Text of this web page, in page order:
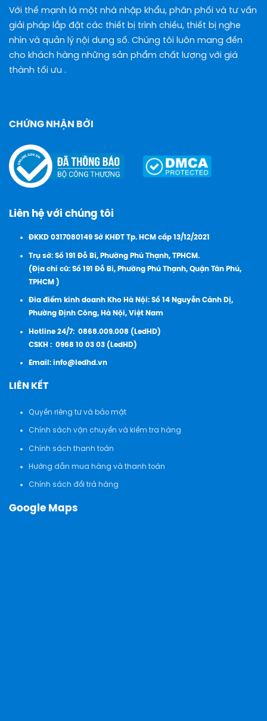
Với thế mạnh là một nhà nhập khẩu, phân phối và tư vấn
giải pháp lắp đặt các thiết bị trình chiếu, thiết bị nghe
nhìn và quản lý nội dung số. Chúng tôi luôn mang đến
cho khách hàng những sản phẩm chất lượng với giá
thành tối ưu .
CHỨNG NHẬN BỞI
Liên hệ với chúng tôi
ĐKKD 0317080149 Sở KHĐT Tp. HCM cấp 13/12/2021
Trụ sở: Số 191 Đỗ Bí, Phường Phú Thạnh, TPHCM.
(Địa chỉ cũ: Số 191 Đỗ Bí, Phường Phú Thạnh, Quận Tân Phú,
TPHCM )
Đia điểm kinh doanh Kho Hà Nội: Số 14 Nguyễn Cảnh Dị,
Phường Định Công, Hà Nội, Việt Nam
Hotline 24/7: 0868.009.008 (LedHD)
CSKH : 0968 10 03 03 (LedHD)
Email:info@ledhd.vn
LIÊN KẾT
Quyền riêng tư và bảo mật
Chính sách vận chuyển và kiểm tra hàng
Chính sách thanh toán
Hướng dẫn mua hàng và thanh toán
Chính sách đổi trả hàng
Google Maps